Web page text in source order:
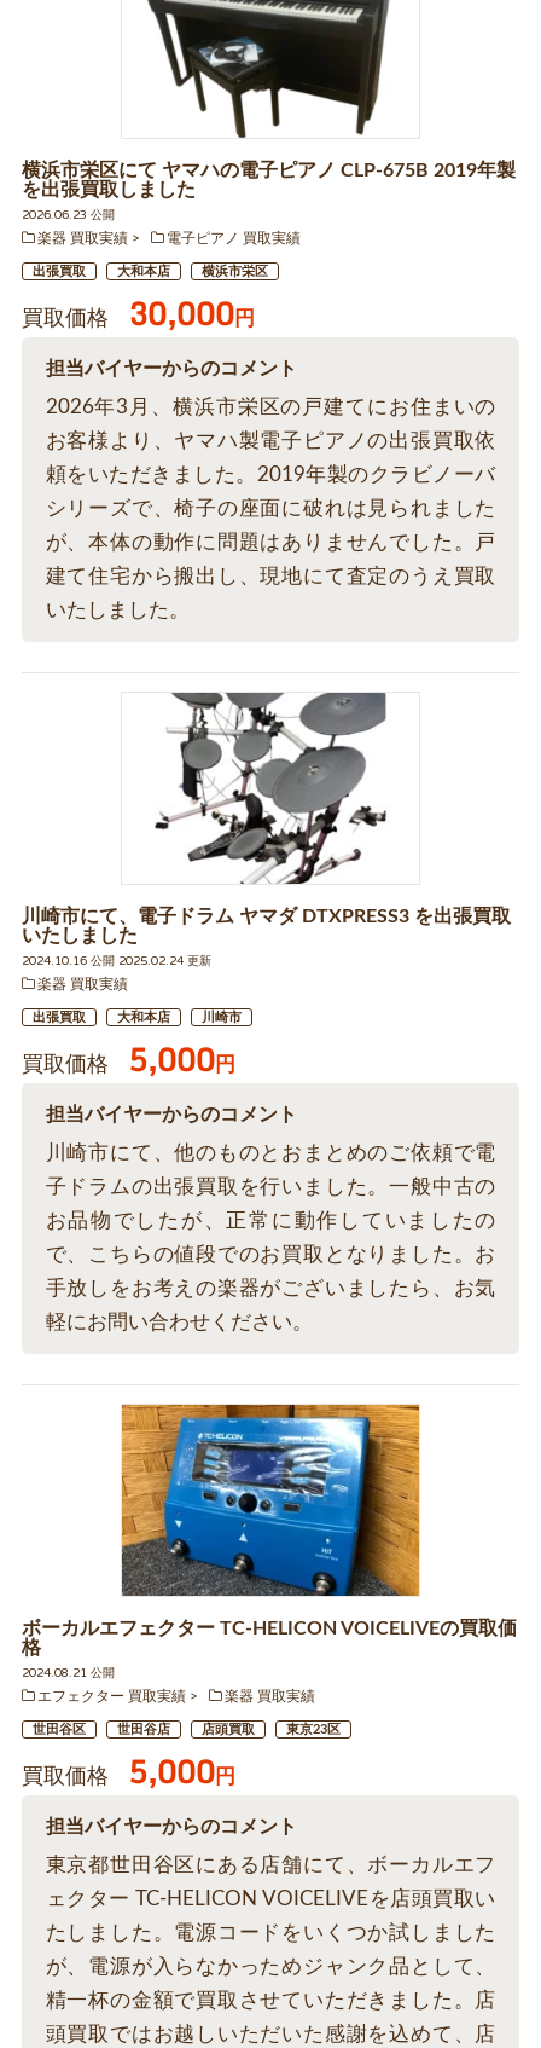
横浜市栄区にて ヤマハの電子ピアノ CLP-675B 2019年製
を出張買取しました
2026.06.23 公開
楽器 買取実績
電子ピアノ 買取実績
出張買取 大和本店 横浜市栄区
買取価格 30,000円
担当バイヤーからのコメント
2026年3月、横浜市栄区の戸建てにお住まいの
お客様より、ヤマハ製電子ピアノの出張買取依
頼をいただきました。2019年製のクラビノーバ
シリーズで、椅子の座面に破れは見られました
が、本体の動作に問題はありませんでした。戸
建て住宅から搬出し、現地にて査定のうえ買取
いたしました。
川崎市にて、電子ドラム ヤマダ DTXPRESS3 を出張買取
いたしました
2024.10.16 公開 2025.02.24 更新
楽器 買取実績
出張買取 大和本店 川崎市
買取価格 5,000円
担当バイヤーからのコメント
川崎市にて、他のものとおまとめのご依頼で電
子ドラムの出張買取を行いました。一般中古の
お品物でしたが、正常に動作していましたの
で、こちらの値段でのお買取となりました。お
手放しをお考えの楽器がございましたら、お気
軽にお問い合わせください。
ボーカルエフェクター TC-HELICON VOICELIVEの買取価
格
2024.08.21 公開
エフェクター 買取実績
楽器 買取実績
世田谷区 世田谷店 店頭買取 東京23区
買取価格 5,000円
担当バイヤーからのコメント
東京都世田谷区にある店舗にて、ボーカルエフ
ェクター TC-HELICON VOICELIVEを店頭買取い
たしました。電源コードをいくつか試しました
が、電源が入らなかっためジャンク品として、
精一杯の金額で買取させていただきました。店
頭買取ではお越しいただいた感謝を込めて、店